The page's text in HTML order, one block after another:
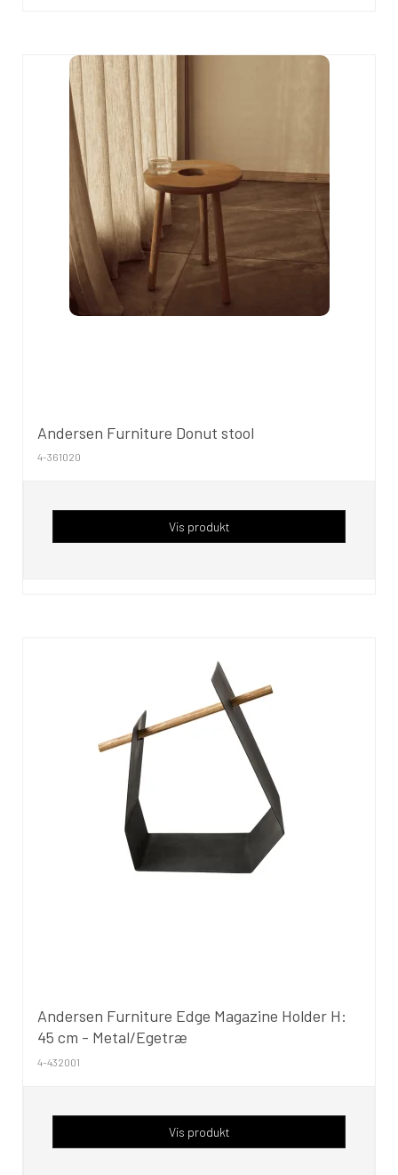
Andersen Furniture Donut stool
4-361020
Vis produkt
Andersen Furniture Edge Magazine Holder H:
45 cm - Metal/Egetræ
4-432001
Vis produkt